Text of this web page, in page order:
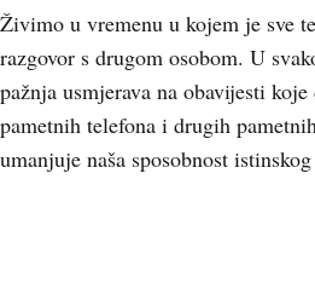
Živimo u vremenu u kojem je sve
razgovor s drugom osobom. U
pažnja usmjerava na obavijesti
pametnih telefona i drugih
umanjuje naša sposobnost